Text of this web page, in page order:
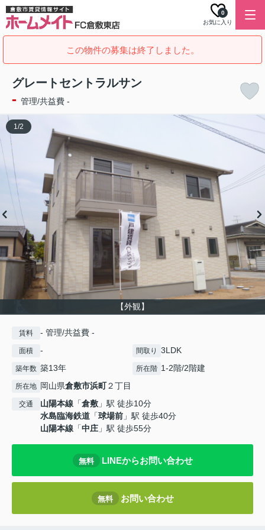
お気に入り
0
この物件の募集は終了しました。
グレートセントラルサン
- 管理/共益費 -
【外観】
1/2
賃料 - 管理/共益費 -
面積 - 間取り 3LDK
築年数 築13年 所在階 1-2階/2階建
所在地 岡山県倉敷市浜町２丁目
交通 山陽本線 「倉敷 」駅 徒歩10分
水島臨海鉄道 「球場前 」駅 徒歩40分
山陽本線 「中庄 」駅 徒歩55分
無料 LINEからお問い合わせ
無料 お問い合わせ